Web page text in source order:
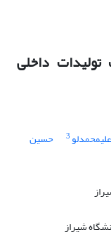
داخلی
3 حسین
شیراز